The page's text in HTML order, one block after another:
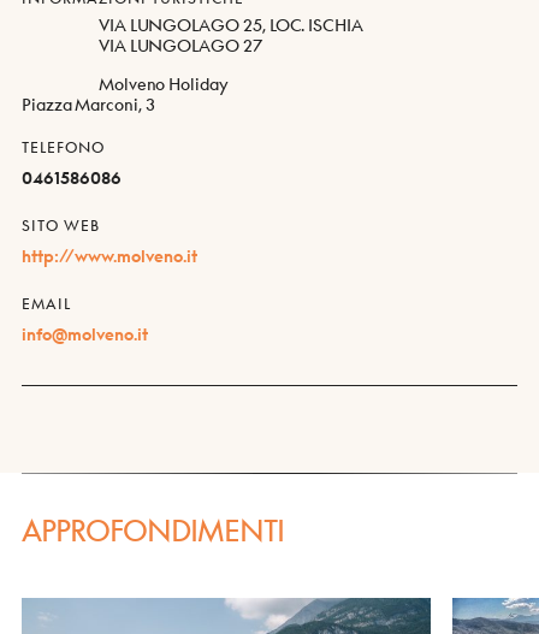
VIA LUNGOLAGO 25, LOC. ISCHIA
VIA LUNGOLAGO 27
Molveno Holiday
Piazza Marconi, 3
TELEFONO
0461586086
SITO WEB
http://www.molveno.it
EMAIL
info@molveno.it
APPROFONDIMENTI